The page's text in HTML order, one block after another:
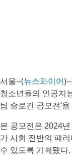
서울--(뉴스와이어
청소년들의 인공지
팁 슬로건 공모전’
본 공모전은 2024
가 사회 전반의 패
수 있도록 기획됐다.